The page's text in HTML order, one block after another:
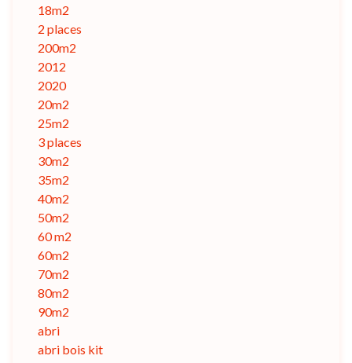
18m2
2 places
200m2
2012
2020
20m2
25m2
3 places
30m2
35m2
40m2
50m2
60 m2
60m2
70m2
80m2
90m2
abri
abri bois kit